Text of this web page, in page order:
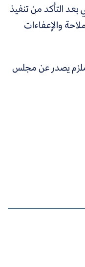
بعد التأكد من تنفيذ
والإعفاءات
ملزم يصدر عن مجلس